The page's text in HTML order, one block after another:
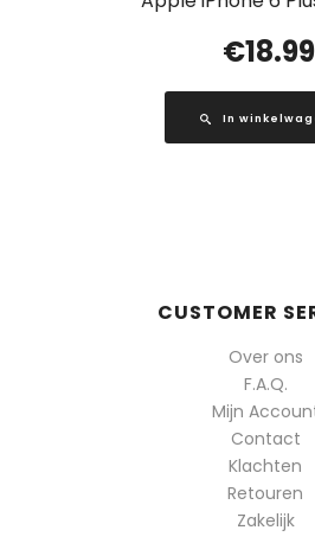
€18.99
In
CUSTOMER
Over ons
F.A.Q.
Mijn
Contact
Klachten
Retouren
Zakelijk